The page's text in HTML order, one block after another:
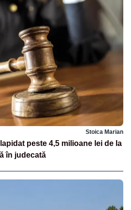
Stoica Marian
peste 4,5 milioane lei de la
în judecată